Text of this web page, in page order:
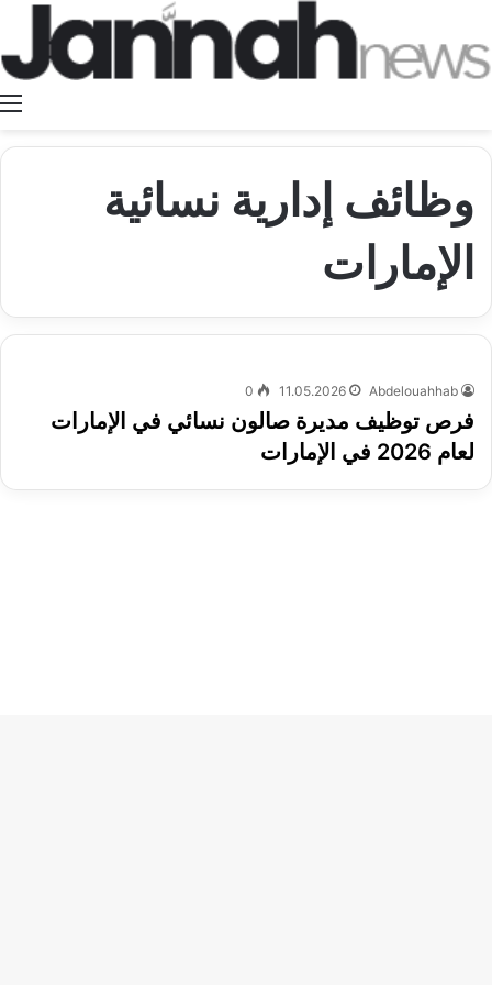
وظائف إدارية نسائية
الإمارات
Abdelouahhab
11.05.2026
0
فرص توظيف مديرة صالون نسائي في الإمارات
لعام 2026 في الإمارات